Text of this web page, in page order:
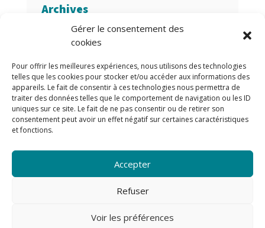
Gérer le consentement des
cookies
Pour offrir les meilleures expériences, nous utilisons des technologies
telles que les cookies pour stocker et/ou accéder aux informations des
appareils. Le fait de consentir à ces technologies nous permettra de
traiter des données telles que le comportement de navigation ou les ID
uniques sur ce site. Le fait de ne pas consentir ou de retirer son
consentement peut avoir un effet négatif sur certaines caractéristiques
et fonctions.
Accepter
Refuser
Voir les préférences
Archives
Archives
Auteurs/Autrices